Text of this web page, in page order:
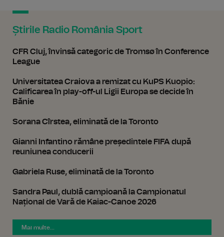
Știrile Radio România Sport
CFR Cluj, învinsă categoric de Tromsø în Conference
League
Universitatea Craiova a remizat cu KuPS Kuopio:
Calificarea în play-off-ul Ligii Europa se decide în
Bănie
Sorana Cîrstea, eliminată de la Toronto
Gianni Infantino rămâne președintele FIFA după
reuniunea conducerii
Gabriela Ruse, eliminată de la Toronto
Sandra Paul, dublă campioană la Campionatul
Național de Vară de Kaiac-Canoe 2026
Mai multe...